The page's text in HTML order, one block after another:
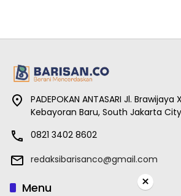
PADEPOKAN ANTASARI Jl. Brawijaya
Kebayoran Baru, South Jakarta
0821 3402 8602
redaksibarisanco@gmail.com
Menu ×